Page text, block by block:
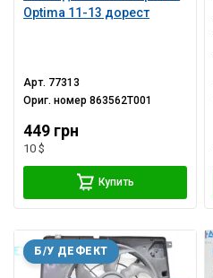
Optima 11-13 дорест
Арт. 77313
Ориг. номер863562T001
449 грн
10 $
Купить
Б/У ДЕФЕКТ